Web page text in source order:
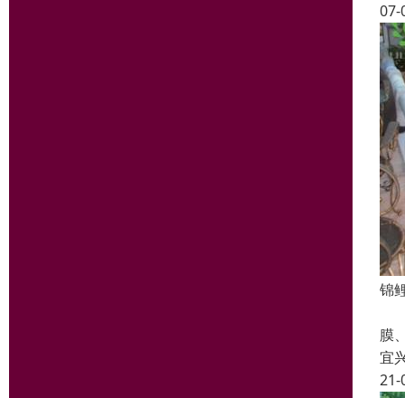
07-
锦
膜
宜
21-